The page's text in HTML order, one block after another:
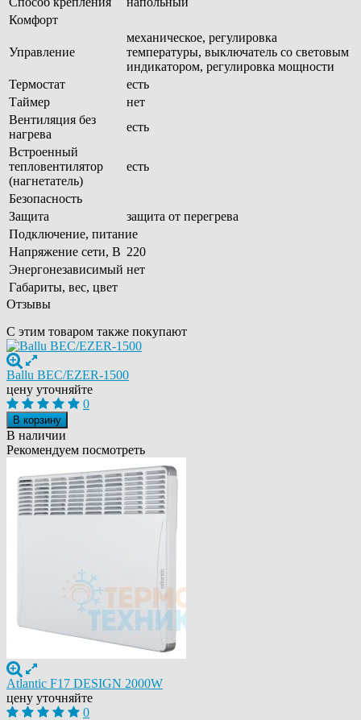
Комфорт
Управление
механическое, регулировка
температуры, выключатель со световым
индикатором, регулировка мощности
Термостат
есть
Таймер
нет
Вентиляция без
нагрева
есть
Встроенный
тепловентилятор
(нагнетатель)
есть
Безопасность
Защита
защита от перегрева
Подключение, питание
Напряжение сети, В 220
Энергонезависимый нет
Габариты, вес, цвет
Отзывы
С этим товаром также покупают
Ballu BEC/EZER-1500
цену уточняйте
0
В корзину
В наличии
Рекомендуем посмотреть
Atlantic F17 DESIGN 2000W
цену уточняйте
0